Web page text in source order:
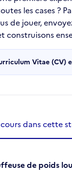
les cases ?
de jouer,
construisons
Vitae
de ladans cette
de poids